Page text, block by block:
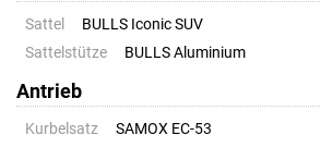
Sattel
BULLS Iconic SUV
Sattelstütze
BULLS Aluminium
Antrieb
Kurbelsatz SAMOX EC-53